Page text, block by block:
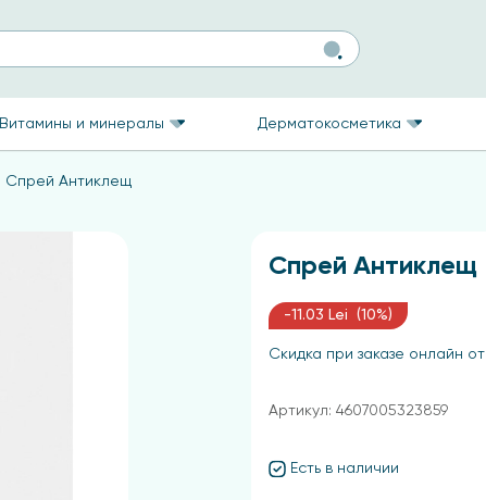
Витамины и минералы Дерматокосметика
Спрей Антиклещ
Спрей Антиклещ
-11.03 Lei (10%)
Скидка при заказе онлайн
Есть в наличии
Артикул: 4607005323859